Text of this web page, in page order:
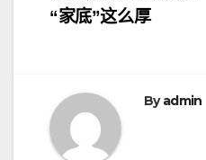
章
航
“家底”这么厚
Byadmin